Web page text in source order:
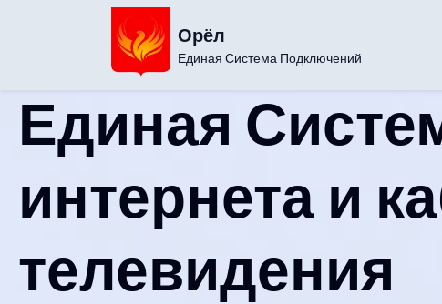
Орёл
Единая Система Подключений
Единая
интернета и
телевидения